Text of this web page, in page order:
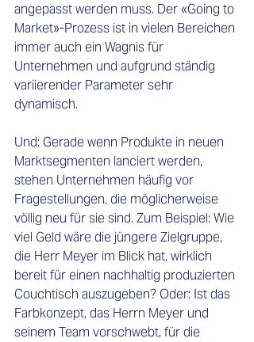
angepasst werden muss. Der «Going to
Market»-Prozess ist in vielen Bereichen
immer auch ein Wagnis für
Unternehmen und aufgrund ständig
variierender Parameter sehr
dynamisch.
Und: Gerade wenn Produkte in neuen
Marktsegmenten lanciert werden,
stehen Unternehmen häufig vor
Fragestellungen, die möglicherweise
völlig neu für sie sind. Zum Beispiel: Wie
viel Geld wäre die jüngere Zielgruppe,
die Herr Meyer im Blick hat, wirklich
bereit für einen nachhaltig produzierten
Couchtisch auszugeben? Oder: Ist das
Farbkonzept, das Herrn Meyer und
seinem Team vorschwebt, für die